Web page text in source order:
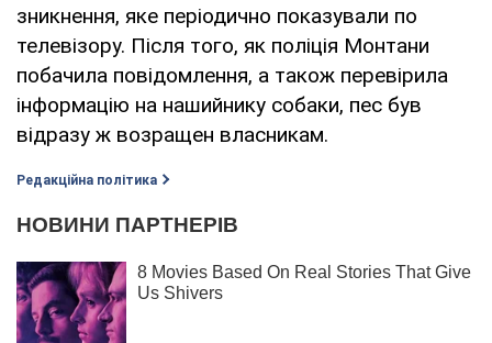
зникнення, яке періодично показували по
телевізору. Після того, як поліція Монтани
побачила повідомлення, а також перевірила
інформацію на нашийнику собаки, пес був
відразу ж возращен власникам.
Редакційна політика